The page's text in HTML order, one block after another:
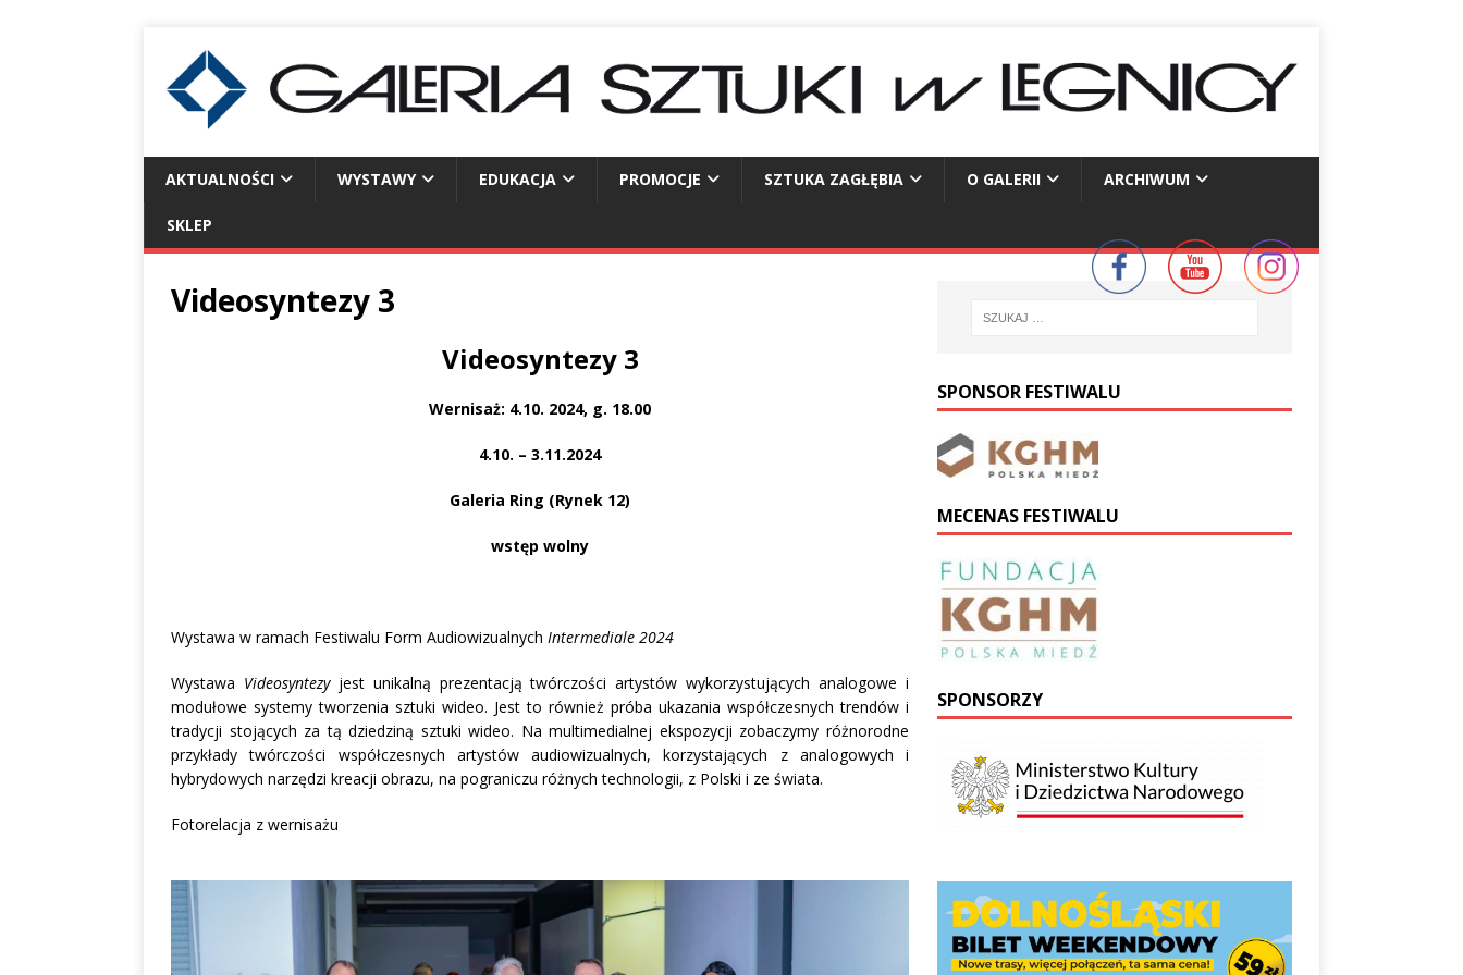
AKTUALNOŚCI WYSTAWY EDUKACJA PROMOCJE SZTUKA ZAGŁĘBIA O GALERII ARCHIWUM
SKLEP
Videosyntezy 3
Videosyntezy 3
Wernisaż: 4.10. 2024, g. 18.00
4.10. – 3.11.2024
Galeria Ring (Rynek 12)
wstęp wolny
Wystawa w ramach Festiwalu Form Audiowizualnych Intermediale 2024
Wystawa Videosyntezyjest unikalną prezentacją twórczości artystów wykorzystujących analogowe i
modułowe systemy tworzenia sztuki wideo. Jest to również próba ukazania współczesnych trendów i
tradycji stojących za tą dziedziną sztuki wideo. Na multimedialnej ekspozycji zobaczymy różnorodne
przykłady twórczości współczesnych artystów audiowizualnych, korzystających z analogowych i
hybrydowych narzędzi kreacji obrazu, na pograniczu różnych technologii, z Polski i ze świata.
Fotorelacja z wernisażu
SPONSOR FESTIWALU
MECENAS FESTIWALU
SPONSORZY